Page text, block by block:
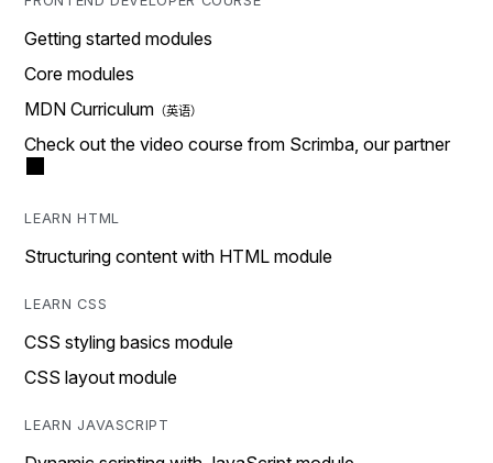
Getting started modules
Core modules
MDN Curriculum
Check out the video course from Scrimba, our partner
LEARN HTML
Structuring content with HTML module
LEARN CSS
CSS styling basics module
CSS layout module
LEARN JAVASCRIPT